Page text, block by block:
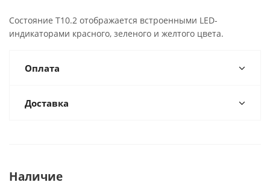
Состояние Т10.2 отображается встроенными LED-
индикаторами красного, зеленого и желтого цвета.
Оплата
Доставка
Наличие